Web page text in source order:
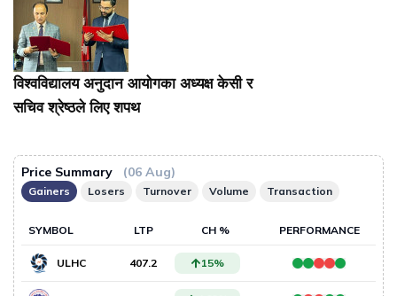
विश्वविद्यालय अनुदान आयोगका अध्यक्ष केसी र
सचिव श्रेष्ठले लिए शपथ